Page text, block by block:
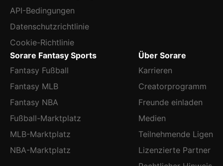
API-Bedingungen
Datenschutzrichtlinie
Cookie-Richtlinie
Sorare Fantasy Sports
Fantasy Fußball
Fantasy MLB
Fantasy NBA
Fußball-Marktplatz
MLB-Marktplatz
NBA-Marktplatz
Über Sorare
Karrieren
Creatorprogramm
Freunde einladen
Medien
Teilnehmende Ligen
Lizenzierte Partner